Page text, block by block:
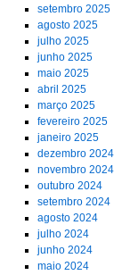
setembro 2025
agosto 2025
julho 2025
junho 2025
maio 2025
abril 2025
março 2025
fevereiro 2025
janeiro 2025
dezembro 2024
novembro 2024
outubro 2024
setembro 2024
agosto 2024
julho 2024
junho 2024
maio 2024